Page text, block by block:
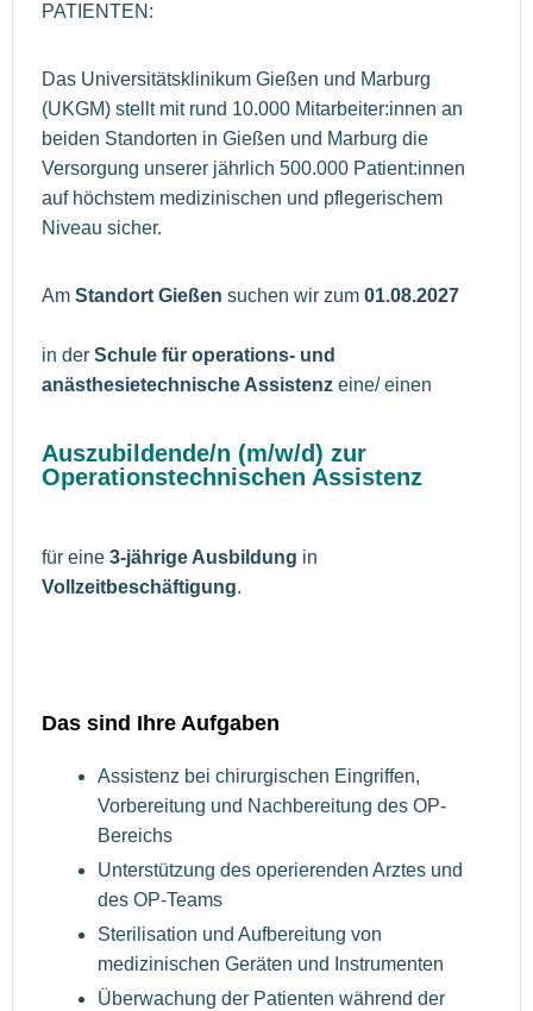
PATIENTEN:
Das Universitätsklinikum Gießen und Marburg
(UKGM) stellt mit rund 10.000 Mitarbeiter:innen an
beiden Standorten in Gießen und Marburg die
Versorgung unserer jährlich 500.000 Patient:innen
auf höchstem medizinischen und pflegerischem
Niveau sicher.
Am Standort Gießen suchen wir zum 01.08.2027
in der Schule für operations- und
anästhesietechnische Assistenz eine/ einen
Auszubildende/n (m/w/d) zur
Operationstechnischen Assistenz
für eine 3-jährige Ausbildung in
Vollzeitbeschäftigung.
Das sind Ihre Aufgaben
Assistenz bei chirurgischen Eingriffen,
Vorbereitung und Nachbereitung des OP-
Bereichs
Unterstützung des operierenden Arztes und
des OP-Teams
Sterilisation und Aufbereitung von
medizinischen Geräten und Instrumenten
Überwachung der Patienten während der